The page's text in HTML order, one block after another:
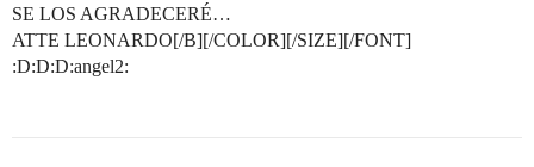
SE LOS AGRADECERÉ…
ATTE LEONARDO[/B][/COLOR][/SIZE][/FONT]
:D:D:D:angel2: